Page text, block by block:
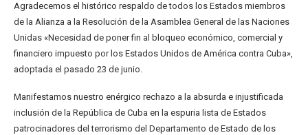
Agradecemos el histórico respaldo de todos los Estados miembros
de la Alianza a la Resolución de la Asamblea General de las Naciones
Unidas «Necesidad de poner fin al bloqueo económico, comercial y
financiero impuesto por los Estados Unidos de América contra Cuba»,
adoptada el pasado 23 de junio.
Manifestamos nuestro enérgico rechazo a la absurda e injustificada
inclusión de la República de Cuba en la espuria lista de Estados
patrocinadores del terrorismo del Departamento de Estado de los